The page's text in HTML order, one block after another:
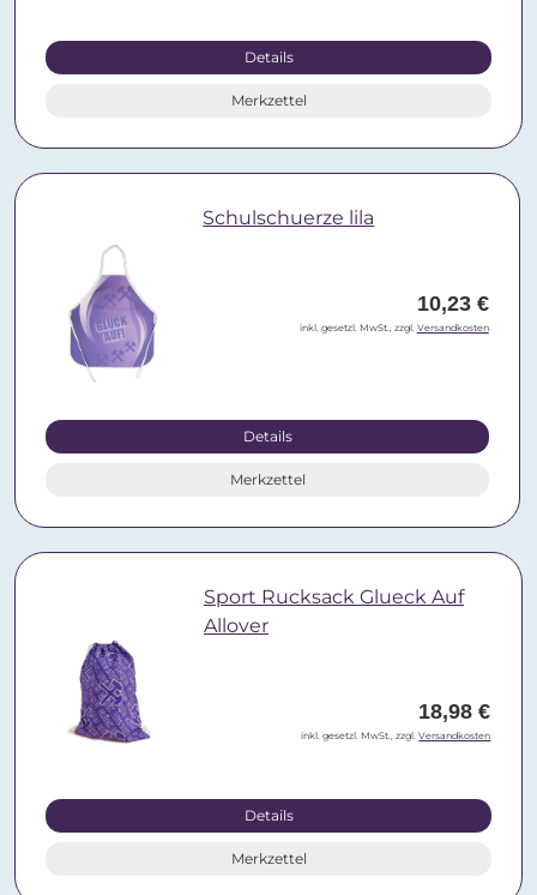
Details
Merkzettel
Schulschuerze lila
10,23 €
inkl. gesetzl. MwSt., zzgl. Versandkosten
Details
Merkzettel
Sport Rucksack Glueck Auf
Allover
18,98 €
inkl. gesetzl. MwSt., zzgl.Versandkosten
Details
Merkzettel